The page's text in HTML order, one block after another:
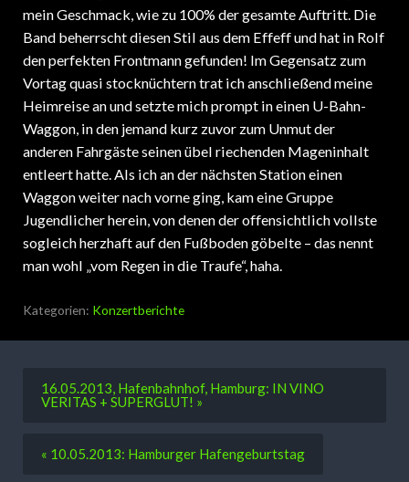
mein Geschmack, wie zu 100% der gesamte Auftritt. Die
Band beherrscht diesen Stil aus dem Effeff und hat in Rolf
den perfekten Frontmann gefunden! Im Gegensatz zum
Vortag quasi stocknüchtern trat ich anschließend meine
Heimreise an und setzte mich prompt in einen U-Bahn-
Waggon, in den jemand kurz zuvor zum Unmut der
anderen Fahrgäste seinen übel riechenden Mageninhalt
entleert hatte. Als ich an der nächsten Station einen
Waggon weiter nach vorne ging, kam eine Gruppe
Jugendlicher herein, von denen der offensichtlich vollste
sogleich herzhaft auf den Fußboden göbelte – das nennt
man wohl „vom Regen in die Traufe“, haha.
Kategorien: Konzertberichte
16.05.2013, Hafenbahnhof, Hamburg: IN VINO
VERITAS + SUPERGLUT! »
« 10.05.2013: Hamburger Hafengeburtstag